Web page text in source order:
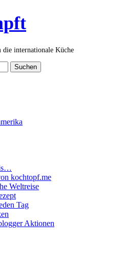
die internationale Küche
kochtopf.me
Weltreise
Tag
Aktionen